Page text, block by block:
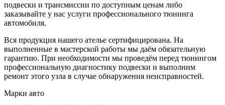
подвески и трансмиссии по доступным ценам либо
заказывайте у нас услуги профессионального тюнинга
автомобиля.
Вся продукция нашего ателье сертифицирована. На
выполненные в мастерской работы мы даём обязательную
гарантию. При необходимости мы проведём перед тюнингом
профессиональную диагностику подвески и выполним
ремонт этого узла в случае обнаружения неисправностей.
Марки авто